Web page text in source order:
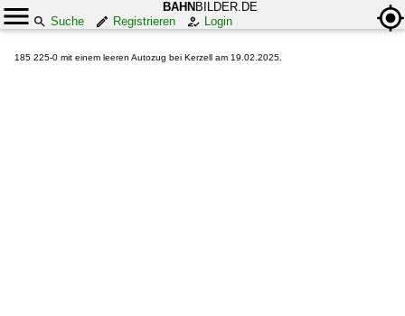
BAHN BILDER.DE
Suche
Registrieren Login
185 225-0 mit einem leeren Autozug bei Kerzell am 19.02.2025.